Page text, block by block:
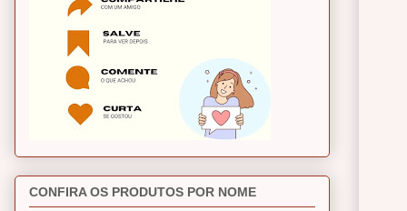
CONFIRA OS PRODUTOS POR NOME